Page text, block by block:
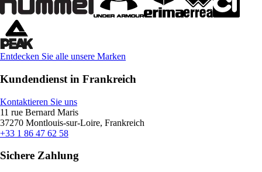
Entdecken Sie alle unsere Marken
Kundendienst in Frankreich
Kontaktieren Sie uns
11 rue Bernard Maris
37270 Montlouis-sur-Loire, Frankreich
+33 1 86 47 62 58
Sichere Zahlung